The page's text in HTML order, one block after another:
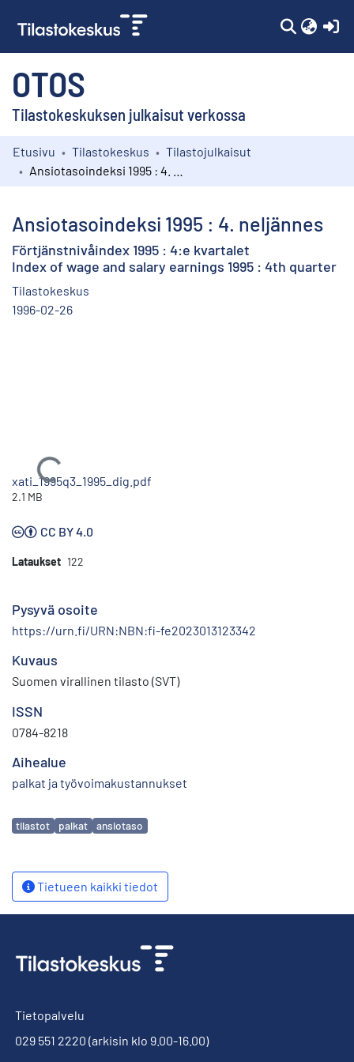
OTOS
Tilastokeskuksen julkaisut verkossa
Kokoelmat
Etusivu Tilastokeskus
Tilastojulkaisut
Ansiotasoindeksi 1995 : 4. neljännes
Förtjänstnivåindex 1995 : 4:e kvartalet
Index of wage and salary earnings 1995 : 4th quarter
Tilastokeskus
1996-02-26
Ladataan...
xati_1995q3_1995_dig.pdf
2.1 MB
CC BY 4.0
Lataukset 122
Pysyvä osoite
https://urn.fi/URN:NBN:fi-fe2023013123342
Kuvaus
Suomen virallinen tilasto (SVT)
ISSN
0784-8218
Aihealue
palkat ja työvoimakustannukset
Avainsanat
tilastot palkat ansiotaso
Tietueen kaikki tiedot
Tietopalvelu
029 551 2220 (arkisin klo 9.00-16.00)